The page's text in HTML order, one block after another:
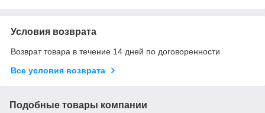
Условия возврата
Возврат товара в течение 14 дней по договоренности
Все условия возврата
Подобные товары компании